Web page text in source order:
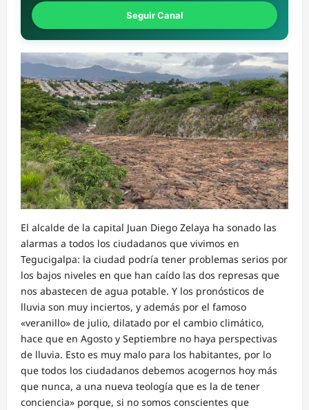
Seguir Canal
El alcalde de la capital Juan Diego Zelaya ha sonado las
alarmas a todos los ciudadanos que vivimos en
Tegucigalpa: la ciudad podría tener problemas serios por
los bajos niveles en que han caído las dos represas que
nos abastecen de agua potable. Y los pronósticos de
lluvia son muy inciertos, y además por el famoso
«veranillo» de julio, dilatado por el cambio climático,
hace que en Agosto y Septiembre no haya perspectivas
de lluvia. Esto es muy malo para los habitantes, por lo
que todos los ciudadanos debemos acogernos hoy más
que nunca, a una nueva teología que es la de tener
conciencia» porque, si no somos conscientes que